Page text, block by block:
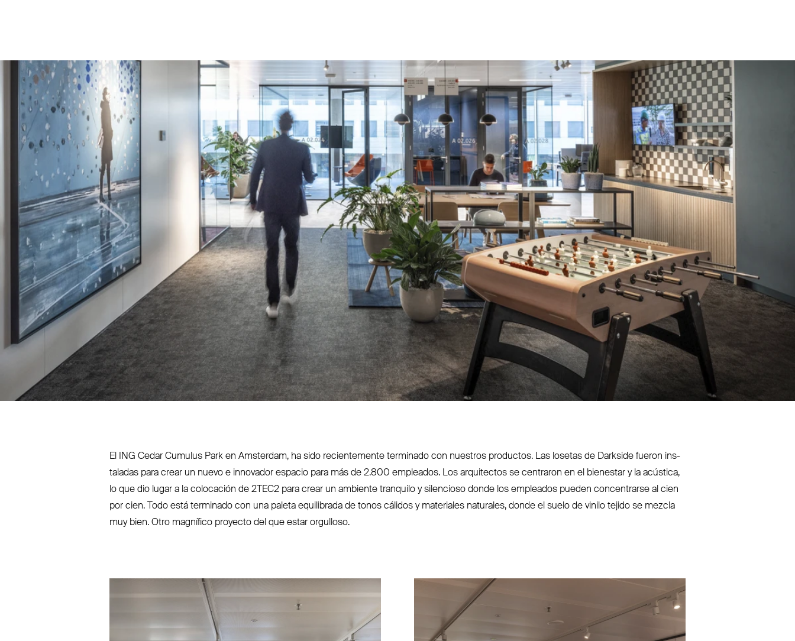
El ING Cedar Cumulus Park en Amsterdam, ha sido recien­temente terminado con nuestros productos. Las losetas de Darkside fueron ins­
taladas para crear un nuevo e innovador espacio para más de 2.800 empleados. Los arquitectos se centraron en el bienestar y la acústica,
lo que dio lugar a la colocación de 2TEC2 para crear un ambiente tranquilo y silencioso donde los empleados pueden con­centrarse al cien
por cien. Todo está terminado con una paleta equi­librada de tonos cálidos y materiales naturales, donde el suelo de vinilo tejido se mezcla
muy bien. Otro magnífico proyecto del que estar orgulloso.